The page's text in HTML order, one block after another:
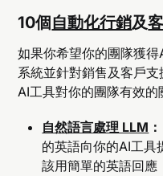
10個自動化行銷及
如果你希望你的團隊獲
系統並針對銷售及客戶
AI工具對你的團隊有效的
自然語言處理 LLM ：
的英語向你的AI工具
該用簡單的英語回